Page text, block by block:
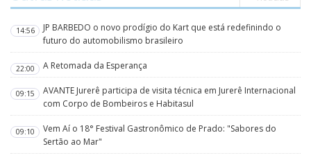
14:56
JP BARBEDO o novo prodígio do Kart que está redefinindo o
futuro do automobilismo brasileiro
22:00 A Retomada da Esperança
09:15
AVANTE Jurerê participa de visita técnica em Jurerê Internacional
com Corpo de Bombeiros e Habitasul
09:10
Vem Aí o 18° Festival Gastronômico de Prado: "Sabores do
Sertão ao Mar"